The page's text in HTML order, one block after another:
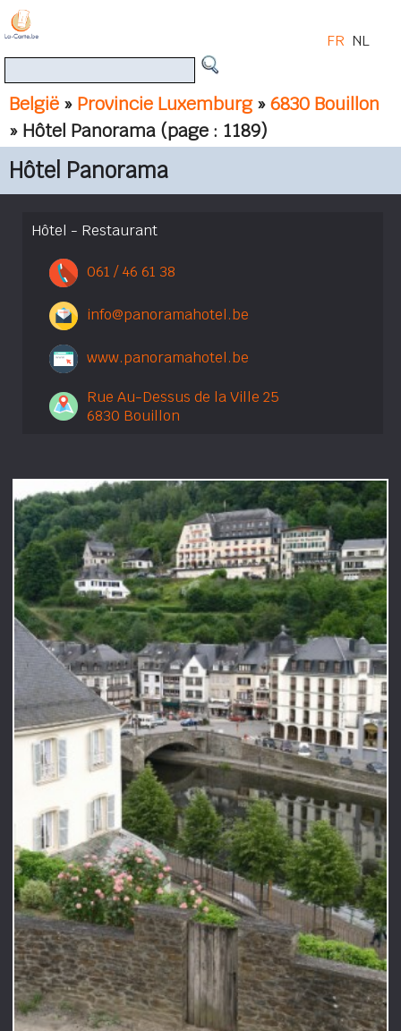
België » Provincie Luxemburg»6830 Bouillon
» Hôtel Panorama (page : 1189)
FR NL
Hôtel Panorama
Hôtel - Restaurant
061 / 46 61 38
info@panoramahotel.be
www.panoramahotel.be
Rue Au-Dessus de la Ville 25
6830 Bouillon